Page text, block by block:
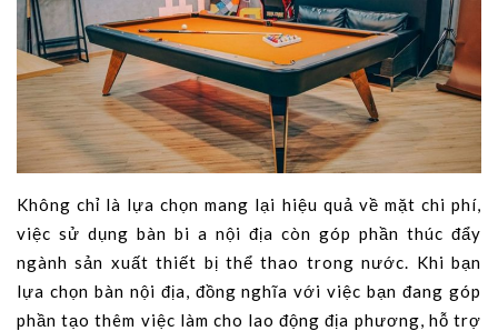
Không chỉ là lựa chọn mang lại hiệu quả về mặt chi phí,
việc sử dụng bàn bi a nội địa còn góp phần thúc đẩy
ngành sản xuất thiết bị thể thao trong nước. Khi bạn
lựa chọn bàn nội địa, đồng nghĩa với việc bạn đang góp
phần tạo thêm việc làm cho lao động địa phương, hỗ trợ